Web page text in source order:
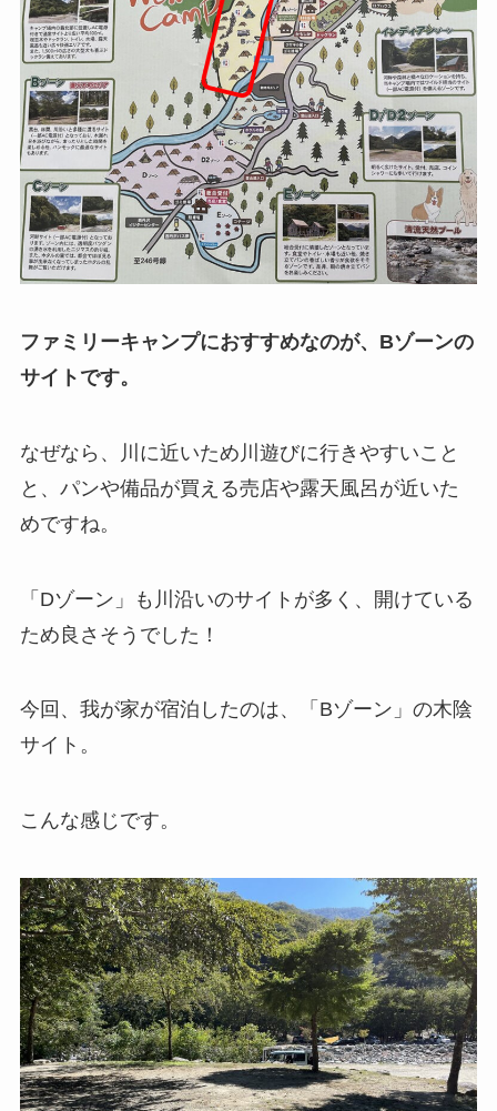
ファミリーキャンプにおすすめなのが、Bゾーンの
サイトです。
なぜなら、川に近いため川遊びに行きやすいこと
と、パンや備品が買える売店や露天風呂が近いた
めですね。
「Dゾーン」も川沿いのサイトが多く、開けている
ため良さそうでした！
今回、我が家が宿泊したのは、「Bゾーン」の木陰
サイト。
こんな感じです。